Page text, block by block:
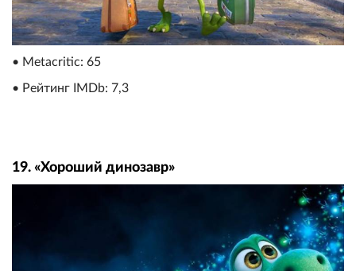
• Metacritic: 65
• Рейтинг IMDb: 7,3
19. «Хороший динозавр»